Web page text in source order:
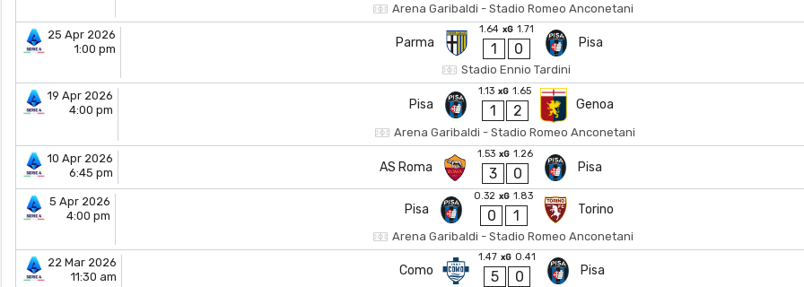
Arena Garibaldi - Stadio Romeo Anconetani
25 Apr 2026
1:00 pm
Parma
1.64 xG 1.71
1 0 Pisa
Stadio Ennio Tardini
19 Apr 2026
4:00 pm
Pisa
1.13 xG 1.65
1 2 Genoa
Arena Garibaldi - Stadio Romeo Anconetani
10 Apr 2026
6:45 pm
AS Roma
1.53 xG 1.26
3 0 Pisa
5 Apr 2026
4:00 pm
Pisa
0.32 xG 1.83
0 1 Torino
Arena Garibaldi - Stadio Romeo Anconetani
22 Mar 2026
11:30 am
Como
1.47 xG 0.41
5 0 Pisa